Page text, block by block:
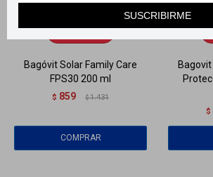
SUSCRIBIRME
Bagóvit Solar Family Care
FPS30 200 ml
$ 859 $ 1.431
$